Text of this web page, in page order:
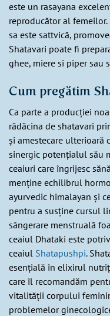
este un rasayana
reproducător al femeilor.
sa este sattvică,
Shatavari poate fi
ghee, miere si piper sau
Cum pregătim
Ca parte a producției
rădăcina de shatavari
și amestecare ulterioară
sinergic potențialul său
ceaiuri care îngrijesc
menține echilibrul
ayurvedic himalayan și
pentru a susține cursul
sângerare menstruală
ceaiul Dhataki este
ceaiul Shatapushpi.
esențială în elixirul
care îl recomandăm
vitalității corpului
problemelor